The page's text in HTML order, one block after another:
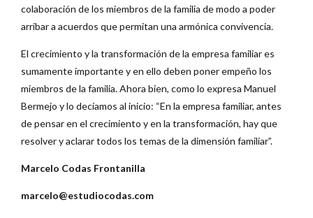
colaboración de los miembros de la familia de modo a poder
arribar a acuerdos que permitan una armónica convivencia.
El crecimiento y la transformación de la empresa familiar es
sumamente importante y en ello deben poner empeño los
miembros de la familia. Ahora bien, como lo expresa Manuel
Bermejo y lo decíamos al inicio: “En la empresa familiar, antes
de pensar en el crecimiento y en la transformación, hay que
resolver y aclarar todos los temas de la dimensión familiar”.
Marcelo Codas Frontanilla
marcelo@estudiocodas.com